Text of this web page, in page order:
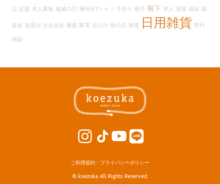
設 応援 求人募集 鬼滅の刃 播州弁Tシャツ 手作り 帽子 靴下 求人 懸賞 福祉 義
援金 鬼退治 社会福祉 播盛 家電 父の日 母の日 抽選 日用雑貨 寄付
掃除
ご利用規約・プライバシーポリシー
© koezuka All Rights Reserved.